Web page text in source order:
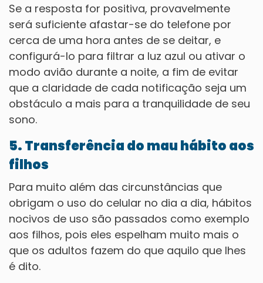
Se a resposta for positiva, provavelmente
será suficiente afastar-se do telefone por
cerca de uma hora antes de se deitar, e
configurá-lo para filtrar a luz azul ou ativar o
modo avião durante a noite, a fim de evitar
que a claridade de cada notificação seja um
obstáculo a mais para a tranquilidade de seu
sono.
5. Transferência do mau hábito aos
filhos
Para muito além das circunstâncias que
obrigam o uso do celular no dia a dia, hábitos
nocivos de uso são passados como exemplo
aos filhos, pois eles espelham muito mais o
que os adultos fazem do que aquilo que lhes
é dito.